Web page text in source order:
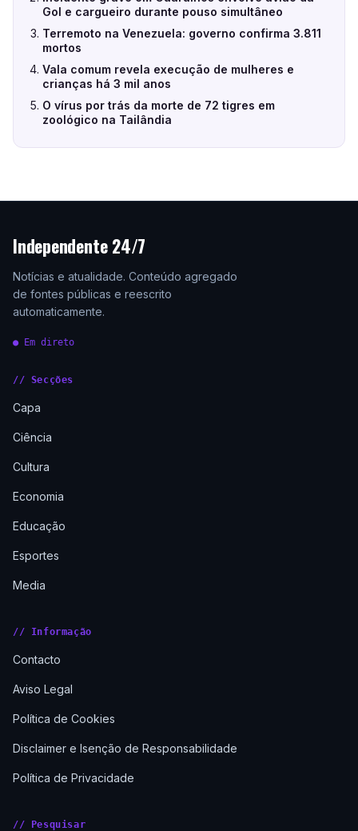
Gol e cargueiro durante pouso simultâneo
Terremoto na Venezuela: governo confirma 3.811
mortos
Vala comum revela execução de mulheres e
crianças há 3 mil anos
O vírus por trás da morte de 72 tigres em
zoológico na Tailândia
Independente 24/7
Notícias e atualidade. Conteúdo agregado
de fontes públicas e reescrito
automaticamente.
● Em direto
// Secções
Capa
Ciência
Cultura
Economia
Educação
Esportes
Media
// Informação
Contacto
Aviso Legal
Política de Cookies
Disclaimer e Isenção de Responsabilidade
Política de Privacidade
// Pesquisar